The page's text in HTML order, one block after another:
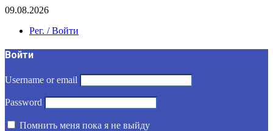
09.08.2026
Рег. / Войти
Войти
Username or email
Password
Помнить меня пока я не выйду